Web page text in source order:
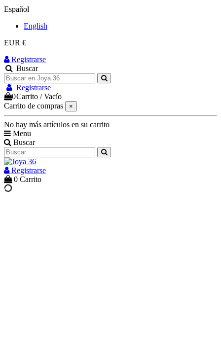
Español
English
EUR €
Registrarse
Buscar
Registrarse
0Carrito /Vacío
Carrito de compras
×
No hay más artículos en su carrito
Menu
Buscar
Registrarse
0 Carrito